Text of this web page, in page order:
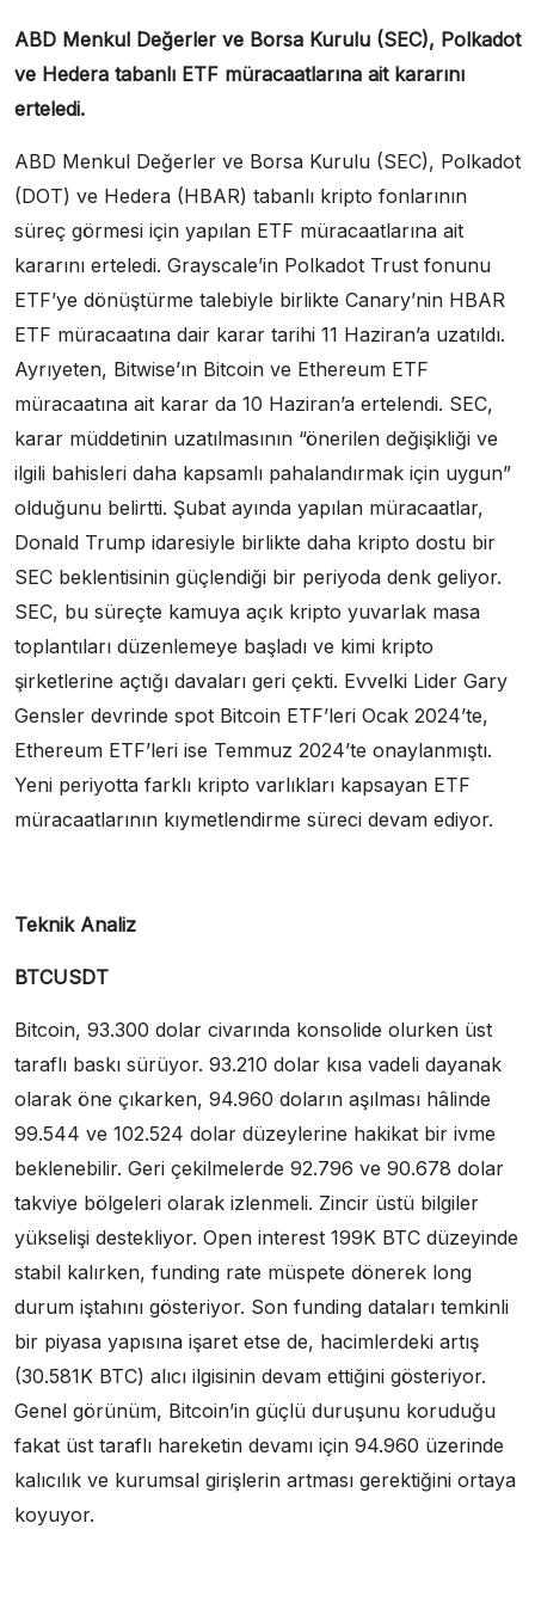
ABD Menkul Değerler ve Borsa Kurulu (SEC), Polkadot
ve Hedera tabanlı ETF müracaatlarına ait kararını
erteledi.
ABD Menkul Değerler ve Borsa Kurulu (SEC), Polkadot
(DOT) ve Hedera (HBAR) tabanlı kripto fonlarının
süreç görmesi için yapılan ETF müracaatlarına ait
kararını erteledi. Grayscale’in Polkadot Trust fonunu
ETF’ye dönüştürme talebiyle birlikte Canary’nin HBAR
ETF müracaatına dair karar tarihi 11 Haziran’a uzatıldı.
Ayrıyeten, Bitwise’ın Bitcoin ve Ethereum ETF
müracaatına ait karar da 10 Haziran’a ertelendi. SEC,
karar müddetinin uzatılmasının “önerilen değişikliği ve
ilgili bahisleri daha kapsamlı pahalandırmak için uygun”
olduğunu belirtti. Şubat ayında yapılan müracaatlar,
Donald Trump idaresiyle birlikte daha kripto dostu bir
SEC beklentisinin güçlendiği bir periyoda denk geliyor.
SEC, bu süreçte kamuya açık kripto yuvarlak masa
toplantıları düzenlemeye başladı ve kimi kripto
şirketlerine açtığı davaları geri çekti. Evvelki Lider Gary
Gensler devrinde spot Bitcoin ETF’leri Ocak 2024’te,
Ethereum ETF’leri ise Temmuz 2024’te onaylanmıştı.
Yeni periyotta farklı kripto varlıkları kapsayan ETF
müracaatlarının kıymetlendirme süreci devam ediyor.
Teknik Analiz
BTCUSDT
​​Bitcoin, 93.300 dolar civarında konsolide olurken üst
taraflı baskı sürüyor. 93.210 dolar kısa vadeli dayanak
olarak öne çıkarken, 94.960 doların aşılması hâlinde
99.544 ve 102.524 dolar düzeylerine hakikat bir ivme
beklenebilir. Geri çekilmelerde 92.796 ve 90.678 dolar
takviye bölgeleri olarak izlenmeli. Zincir üstü bilgiler
yükselişi destekliyor. Open interest 199K BTC düzeyinde
stabil kalırken, funding rate müspete dönerek long
durum iştahını gösteriyor. Son funding dataları temkinli
bir piyasa yapısına işaret etse de, hacimlerdeki artış
(30.581K BTC) alıcı ilgisinin devam ettiğini gösteriyor.
Genel görünüm, Bitcoin’in güçlü duruşunu koruduğu
fakat üst taraflı hareketin devamı için 94.960 üzerinde
kalıcılık ve kurumsal girişlerin artması gerektiğini ortaya
koyuyor.